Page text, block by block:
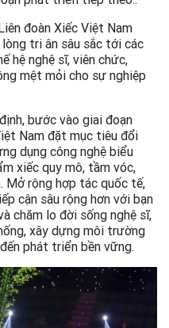
đoàn Xiếc Việt Nam
tri ân sâu sắc tới các
hệ nghệ sĩ, viên chức,
mệt mỏi cho sự nghiệp
bước vào giai đoạn
Nam đặt mục tiêu đổi
dụng công nghệ biểu
xiếc quy mô, tầm vóc,
Mở rộng hợp tác quốc tế,
cận sâu rộng hơn với bạn
chăm lo đời sống nghệ sĩ,
xây dựng môi trường
phát triển bền vững.